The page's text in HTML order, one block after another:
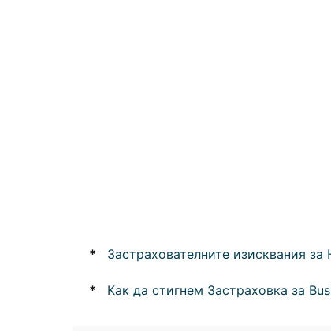
* Застрахователните изисквания за
* Как да стигнем Застраховка за